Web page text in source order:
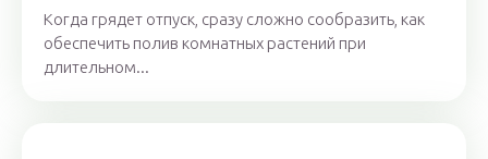
Когда грядет отпуск, сразу сложно сообразить, как
обеспечить полив комнатных растений при
длительном...